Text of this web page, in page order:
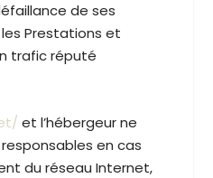
de ses
Prestations et
trafic réputé
et l’hébergeur ne
en cas
du réseau Internet,